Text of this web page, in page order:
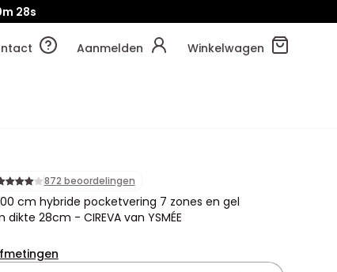
26s
Aanmelden Winkelwagen
872 beoordelingen
cm hybride pocketvering 7 zones en gel
28cm - CIREVA van YSMÉE